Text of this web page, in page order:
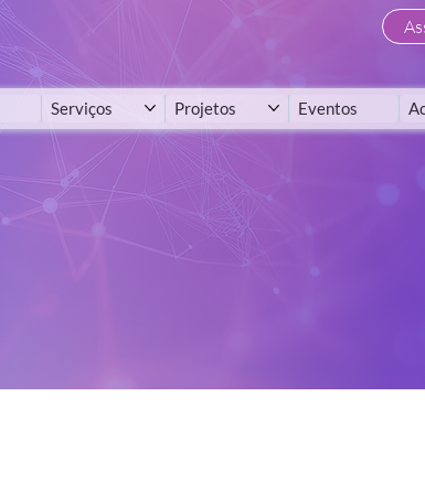
Serviços Projetos Eventos